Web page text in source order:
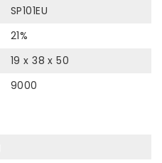
SP101EU
21%
19 x 38 x 50
9000